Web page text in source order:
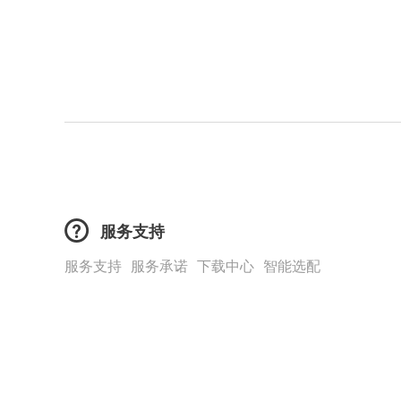
服务支持
服务支持 服务承诺 下载中心 智能选配